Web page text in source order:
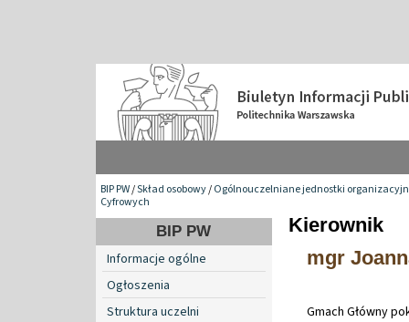
BIP PW/Skład osobowy/Ogólnouczelniane jednostki
Cyfrowych
BIP PW
Informacje ogólne
Ogłoszenia
Struktura uczelni
Kierownik
mgr
Gmach Główny